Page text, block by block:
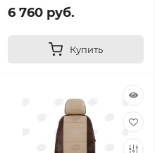
6 760 руб.
Купить